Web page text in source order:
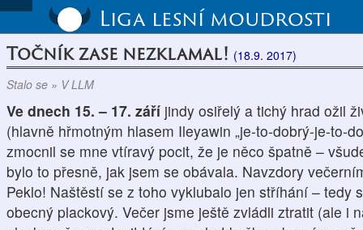
Liga lesní moudrosti
Točník zase nezklamal! (18.9. 2017)
Stalo se » V LLM
Ve dnech 15. – 17. září jindy osiřelý a tichý hrad ožil
(hlavně hřmotným hlasem Ileyawin „je-to-dobrý-je-to-
zmocnil se mne vtíravý pocit, že je něco špatně –
bylo to přesně, jak jsem se obávala. Navzdory
Peklo! Naštěstí se z toho vyklubalo jen stříhání – tedy
obecný plackový. Večer jsme ještě zvládli ztratit (ale i